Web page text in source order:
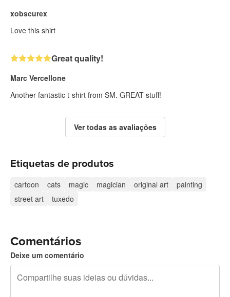
xobscurex
Love this shirt
Great quality!
Marc Vercellone
Another fantastic t-shirt from SM. GREAT stuff!
Ver todas as avaliações
Etiquetas de produtos
cartoon cats magic magician original art
painting
street art
tuxedo
Comentários
Deixe um comentário